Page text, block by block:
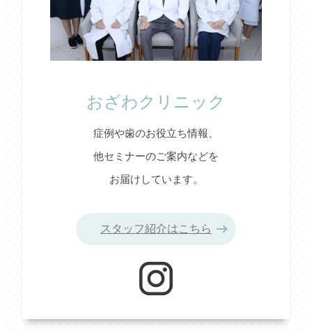
おざわクリニック
症例や歯のお役立ち情報、
他セミナーのご案内などを
お届けしています。
スタッフ紹介はこちら